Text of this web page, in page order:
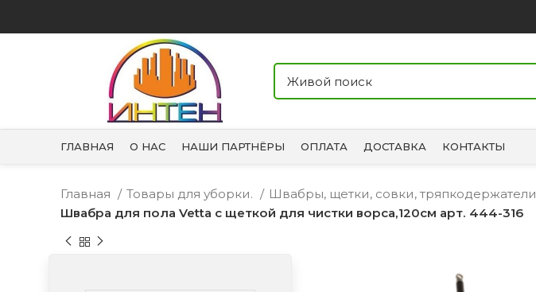
ГЛАВНАЯ О НАС НАШИ ПАРТНЁРЫ ОПЛАТА ДОСТАВКА КОНТАКТЫ
Главная Товары для уборки.
Швабры, щетки, совки, тряпкодержатели
Швабра для пола Vetta с щеткой для чистки ворса,120см арт. 444-316